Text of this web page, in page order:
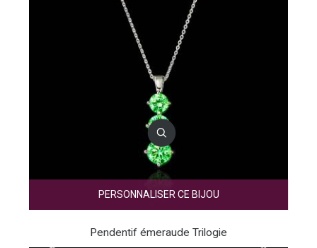
PERSONNALISER CE BIJOU
Pendentif émeraude Trilogie